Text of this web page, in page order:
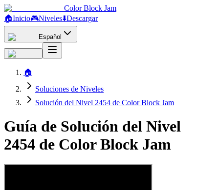
Color Block Jam
🏠Inicio🎮Niveles⬇️Descargar
Español
🏠
Soluciones de Niveles
Solución del Nivel 2454 de Color Block Jam
Guía de Solución del Nivel
2454 de Color Block Jam